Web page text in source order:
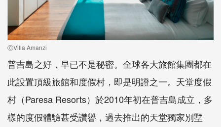
ⒸVilla Amanzi
普吉島之好，早已不是秘密。全球各大旅館集團都在
此設置頂級旅館和度假村，即是明證之一。天堂度假
村（Paresa Resorts）於2010年初在普吉島成立，多
樣的度假體驗甚受讚譽，過去推出的天堂獨家別墅